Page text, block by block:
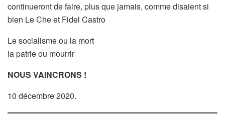
continueront de faire, plus que jamais, comme disaient si
bien Le Che et Fidel Castro
Le socialisme ou la mort
la patrie ou mourrir
NOUS VAINCRONS !
10 décembre 2020.